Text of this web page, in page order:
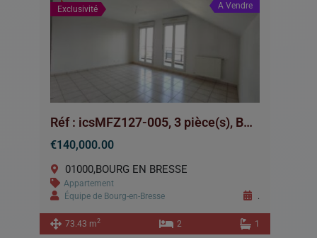
Exclusivité A Vendre
Réf : icsMFZ127-005, 3 pièce(s), BOURG EN BRESSE
€140,000.00
01000,BOURG EN BRESSE
Appartement
Équipe de Bourg-en-Bresse
.
73.43 m2 2 1